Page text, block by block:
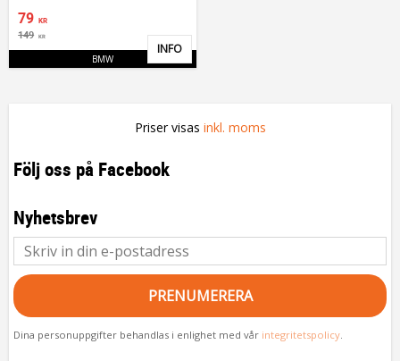
79 KR
149 KR
BMW Lägg till i favoriter
INFO
Priser visas inkl. moms
Följ oss på Facebook
Nyhetsbrev
PRENUMERERA
Dina personuppgifter behandlas i enlighet med vår integritetspolicy.